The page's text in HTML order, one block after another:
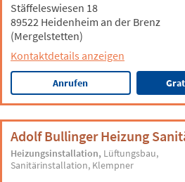
Stäffeleswiesen 18
89522 Heidenheim an der Brenz
(Mergelstetten)
Kontaktdetails anzeigen
Anrufen
Adolf Bullinger Heizung
Heizungsinstallation Lüftungsbau
Sanitärinstallation Klempner